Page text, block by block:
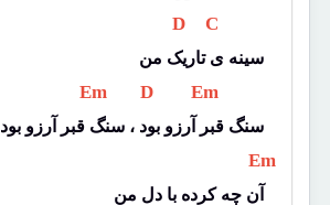
D C
سینه ی تاریک من
Em D Em
سنگ قبر آرزو بود ، سنگ قبر آرزو بود
Em
آن چه کرده با دل من